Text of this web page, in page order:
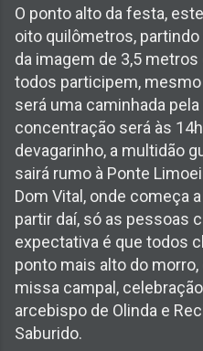
O ponto alto da festa,
oito quilômetros,
da imagem de 3,5
todos participem,
será uma caminhada
concentração será às
devagarinho, a multidão
sairá rumo à Ponte
Dom Vital, onde começa
partir daí, só as pessoas
expectativa é que todos
ponto mais alto do
missa campal,
arcebispo de Olinda e
Saburido.